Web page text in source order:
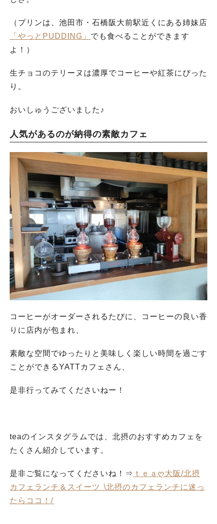
（プリンは、池田市・石橋阪大前駅近くにある姉妹店
「やっとPUDDING」 でも食べることができます
よ！）
生チョコのテリーヌは濃厚でコーヒーや紅茶にぴった
り。
おいしゅうございました♪
人気があるのが納得の素敵カフェ
コーヒーがオーダーされるたびに、コーヒーの良い香
りに店内が包まれ、
素敵な空間でゆったりと美味しく楽しい時間を過ごす
ことができるYATTカフェさん、
是非行ってみてくださいねー！
teaのインスタグラムでは、北摂のおすすめカフェを
たくさん紹介しています。
是非ご覧になってくださいね！⇒ ｔｅａღ大阪/北摂
カフェランチ＆スイーツ ⁡⁡\北摂のカフェランチに迷っ
たらココ！/⁡⁡